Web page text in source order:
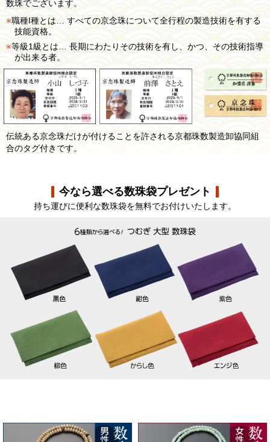
数珠でございます。
職種I種とは… すべての京念珠について全行程の製造技術を有する
技能資格。
等級1級とは… 長期にわたりその技術を有し、かつ、その技術指導
が出来る者。
伝統ある京念珠だけが付けることを許される京都珠数製造卸協同組
合のタグ付きです。
今なら選べる数珠袋プレゼント
持ち運びに便利な数珠袋を無料でお付けいたします。